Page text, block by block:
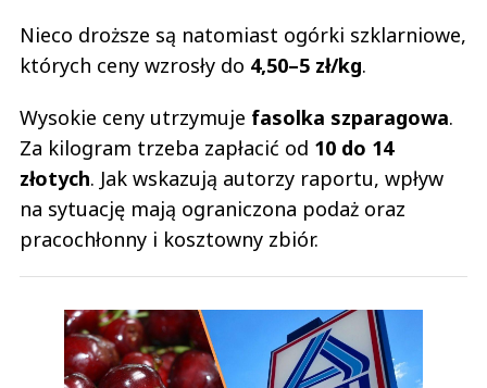
Nieco droższe są natomiast ogórki szklarniowe,
których ceny wzrosły do 4,50–5 zł/kg.
Wysokie ceny utrzymuje fasolka szparagowa.
Za kilogram trzeba zapłacić od 10 do 14
złotych. Jak wskazują autorzy raportu, wpływ
na sytuację mają ograniczona podaż oraz
pracochłonny i kosztowny zbiór.